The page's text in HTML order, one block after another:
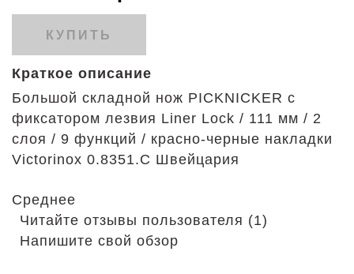
КУПИТЬ
Краткое описание
Большой складной нож PICKNICKER с
фиксатором лезвия Liner Lock / 111 мм / 2
слоя / 9 функций / красно-черные накладки
Victorinox 0.8351.C Швейцария
Среднее
Читайте отзывы пользователя (1)
Напишите свой обзор